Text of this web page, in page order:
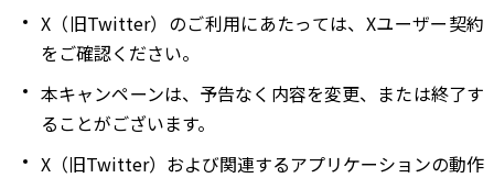
X（旧Twitter）のご利用にあたっては、Xユーザー契約
をご確認ください。
本キャンペーンは、予告なく内容を変更、または終了す
ることがございます。
X（旧Twitter）および関連するアプリケーションの動作